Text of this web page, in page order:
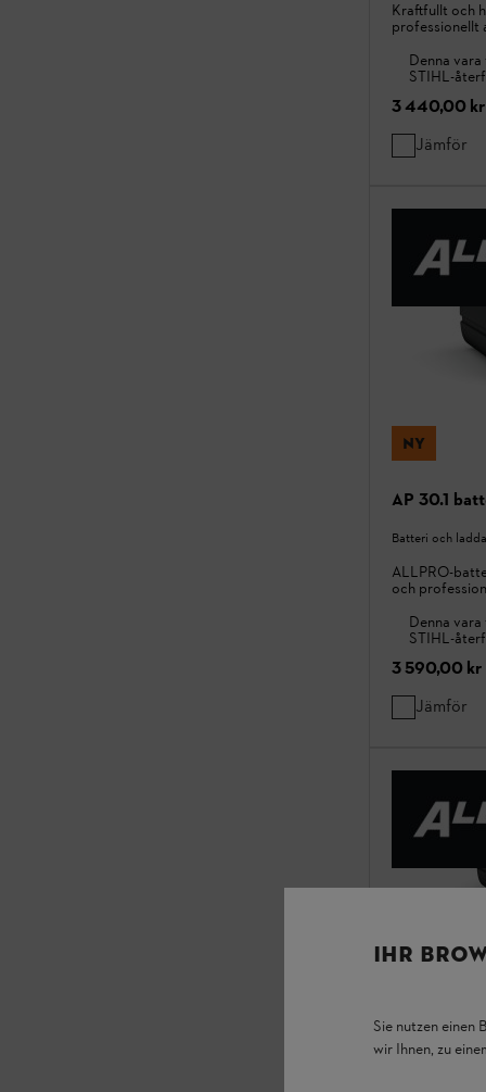
Kraftfullt och
professionellt
Denna
STIHL-
3 440,00 kr
Jämför
NY
AP 30.1
Batteri och
ALLPRO-
och
Denna
STIHL-
3 590,00 kr
Jämför
AP 30
IHR
Sie nutzen einen
wir Ihnen, zu